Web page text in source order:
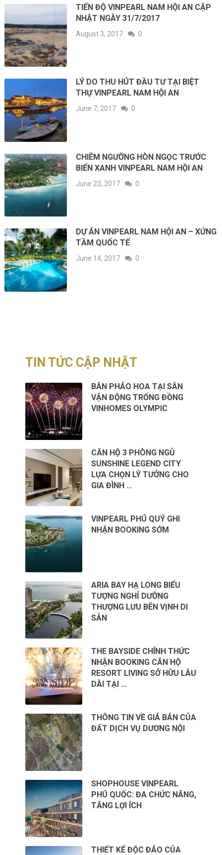
TIẾN ĐỘ VINPEARL NAM HỘI AN CẬP
NHẬT NGÀY 31/7/2017
August 3, 2017 0
LÝ DO THU HÚT ĐẦU TƯ TẠI BIỆT
THỰ VINPEARL NAM HỘI AN
June 7, 2017 0
CHIÊM NGƯỠNG HÒN NGỌC TRƯỚC
BIỂN XANH VINPEARL NAM HỘI AN
June 23, 2017 0
DỰ ÁN VINPEARL NAM HỘI AN – XỨNG
TẦM QUỐC TẾ
June 14, 2017 0
TIN TỨC CẬP NHẬT
BẮN PHÁO HOA TẠI SÂN
VẬN ĐỘNG TRỐNG ĐỒNG
VINHOMES OLYMPIC
CĂN HỘ 3 PHÒNG NGỦ
SUNSHINE LEGEND CITY
LỰA CHỌN LÝ TƯỞNG CHO
GIA ĐÌNH …
VINPEARL PHÚ QUÝ GHI
NHẬN BOOKING SỚM
ARIA BAY HẠ LONG BIỂU
TƯỢNG NGHỈ DƯỠNG
THƯỢNG LƯU BÊN VỊNH DI
SẢN
THE BAYSIDE CHÍNH THỨC
NHẬN BOOKING CĂN HỘ
RESORT LIVING SỞ HỮU LÂU
DÀI TẠI …
THÔNG TIN VỀ GIÁ BÁN CỦA
ĐẤT DỊCH VỤ DƯƠNG NỘI
SHOPHOUSE VINPEARL
PHÚ QUỐC: ĐA CHỨC NĂNG,
TĂNG LỢI ÍCH
THIẾT KẾ ĐỘC ĐÁO CỦA